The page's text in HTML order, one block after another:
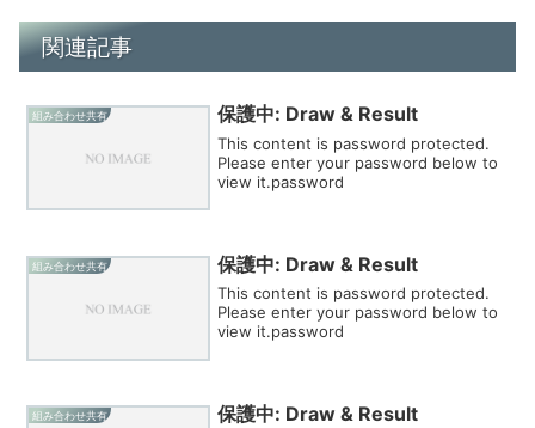
関連記事
組み合わせ共有 保護中: Draw & Result
This content is password protected.
Please enter your password below to
view it.password
組み合わせ共有 保護中: Draw & Result
This content is password protected.
Please enter your password below to
view it.password
組み合わせ共有 保護中: Draw & Result